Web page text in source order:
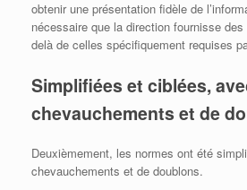
obtenir une présentation fidèle de
nécessaire que la direction fournisse
delà de celles spécifiquement requises
Simplifiées et ciblées,
chevauchements et de
Deuxièmement, les normes ont été
chevauchements et de doublons.